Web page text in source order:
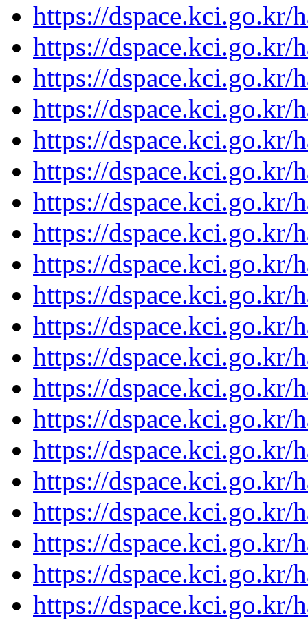
https://dspace.kci.go.kr/
https://dspace.kci.go.kr/
https://dspace.kci.go.kr/
https://dspace.kci.go.kr/
https://dspace.kci.go.kr/
https://dspace.kci.go.kr/
https://dspace.kci.go.kr/
https://dspace.kci.go.kr/
https://dspace.kci.go.kr/
https://dspace.kci.go.kr/
https://dspace.kci.go.kr/
https://dspace.kci.go.kr/
https://dspace.kci.go.kr/
https://dspace.kci.go.kr/
https://dspace.kci.go.kr/
https://dspace.kci.go.kr/
https://dspace.kci.go.kr/
https://dspace.kci.go.kr/
https://dspace.kci.go.kr/
https://dspace.kci.go.kr/